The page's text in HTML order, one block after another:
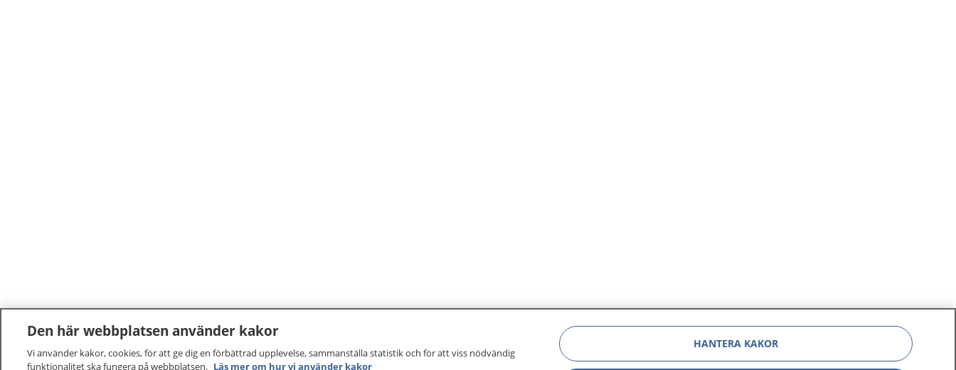
Den här webbplatsen använder kakor
Vi använder kakor, cookies, för att ge dig en förbättrad upplevelse, sammanställa statistik och för att viss nödvändig
funktionalitet ska fungera på webbplatsen. Läs mer om hur vi använder kakor
HANTERA KAKOR